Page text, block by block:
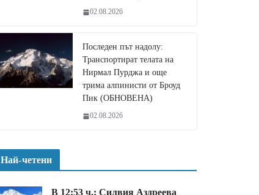
02.08.2026
Последен път надолу:
Транспортират телата на
Нирмал Пурджа и още
трима алпинисти от Броуд
Пик (ОБНОВЕНА)
02.08.2026
Най-четени
В 12:53 ч.: Силвия Аздреева